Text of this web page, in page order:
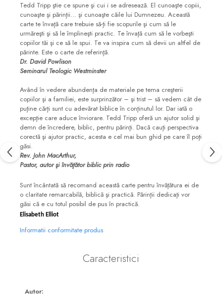
Tedd Tripp ştie ce spune şi cui i se adresează. El cunoaşte copiii,
cunoaşte şi părinţii... şi cunoaşte căile lui Dumnezeu. Această
carte te învaţă care trebuie să-ţi fie scopurile şi cum să le
urmăreşti şi să le împlineşti practic. Te învaţă cum să le vorbeşti
copiilor tăi şi ce să le spui. Te va inspira cum să devii un altfel de
părinte. Este o carte de referinţă.
Dr. David Powlison
Seminarul Teologic Westminster
Având în vedere abundenţa de materiale pe tema creşterii
copiilor şi a familiei, este surprinzător – şi trist – să vedem cât de
puţine cărţi sunt cu adevărat biblice în conţinutul lor. Dar iată o
excepţie care aduce înviorare. Tedd Tripp oferă un ajutor solid şi
demn de încredere, biblic, pentru părinţi. Dacă cauţi perspectiva
corectă şi ajutor practic, acesta e cel mai bun ghid pe care îl poţi
găsi.
Rev. John MacArthur,
Pastor, autor şi învăţător biblic prin radio
Sunt încântată să recomand această carte pentru învăţătura ei de
o claritate remarcabilă, biblică şi practică. Părinţii dedicaţi vor
găsi că e cu totul posibil de pus în practică.
Elisabeth Elliot
Informatii conformitate produs
Caracteristici
Autor: